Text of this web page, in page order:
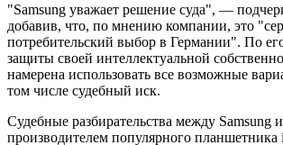
"Samsung уважает решение суда", —
добавив, что, по мнению компании, это
потребительский выбор в Германии". По
защиты своей интеллектуальной
намерена использовать все возможные
том числе судебный иск.
Судебные разбирательства между Samsung
производителем популярного планшетника